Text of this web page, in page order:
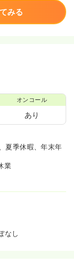
みる
オンコール
あり
夏季休暇、年末年
業
なし